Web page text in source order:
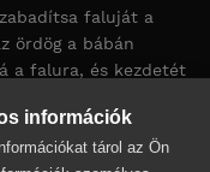
faluját a
ördög a bábán
a falura, és kezdetét
makes a pact with
információk
tárol az Ön